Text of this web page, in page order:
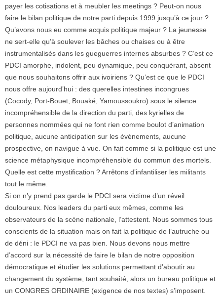
payer les cotisations et à meubler les meetings ? Peut-on nous
faire le bilan politique de notre parti depuis 1999 jusqu’à ce jour ?
Qu’avons nous eu comme acquis politique majeur ? La jeunesse
ne sert-elle qu’à soulever les bâches ou chaises ou à être
instrumentalisés dans les gueguerres internes absurbes ? C’est ce
PDCI amorphe, indolent, peu dynamique, peu conquérant, absent
que nous souhaitons offrir aux ivoiriens ? Qu’est ce que le PDCI
nous offre aujourd’hui : des querelles intestines incongrues
(Cocody, Port-Bouet, Bouaké, Yamoussoukro) sous le silence
incompréhensible de la direction du parti, des kyrielles de
personnes nommées qui ne font rien comme boulot d’animation
politique, aucune anticipation sur les évènements, aucune
prospective, on navigue à vue. On fait comme si la politique est une
science métaphysique incompréhensible du commun des mortels.
Quelle est cette mystification ? Arrêtons d’infantiliser les militants
tout le même.
Si on n’y prend pas garde le PDCI sera victime d’un réveil
douloureux. Nos leaders du parti eux mêmes, comme les
observateurs de la scène nationale, l’attestent. Nous sommes tous
conscients de la situation mais on fait la politique de l’autruche ou
de déni : le PDCI ne va pas bien. Nous devons nous mettre
d’accord sur la nécessité de faire le bilan de notre opposition
démocratique et étudier les solutions permettant d’aboutir au
changement du système, tant souhaité, alors un bureau politique et
un CONGRES ORDINAIRE (exigence de nos textes) s’imposent.